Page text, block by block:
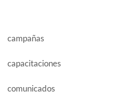
campañas
capacitaciones
comunicados